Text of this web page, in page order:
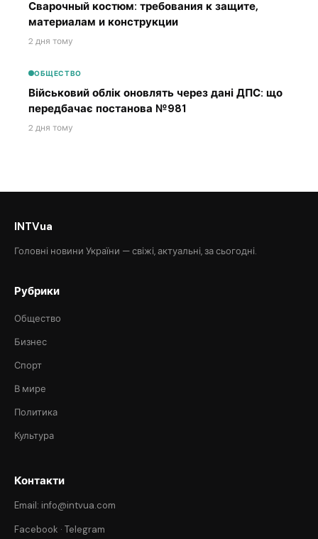
Сварочный костюм: требования к защите,
материалам и конструкции
2 дня тому
ОБЩЕСТВО
Військовий облік оновлять через дані ДПС: що
передбачає постанова №981
2 дня тому
INTVua
Головні новини України — свіжі, актуальні, за сьогодні.
Рубрики
Общество
Бизнес
Спорт
В мире
Политика
Культура
Контакти
Email: info@intvua.com
Facebook · Telegram